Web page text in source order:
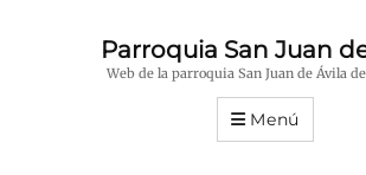
Parroquia San Juan
Web de la parroquia San Juan de Ávila
Menú